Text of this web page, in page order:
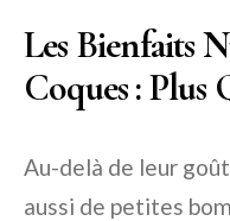
Les Bienfaits
Coques : Plus
Au-delà de leur
aussi de petites